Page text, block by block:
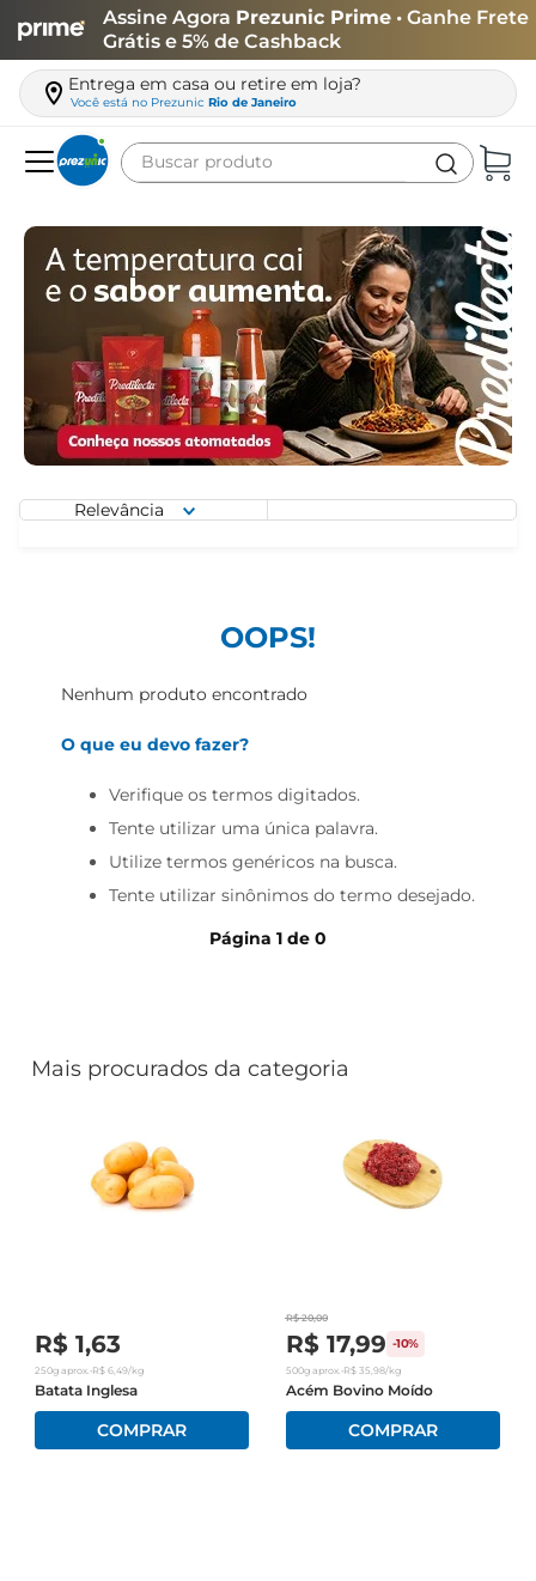
Assine Agora Prezunic Prime • Ganhe Frete
Grátis e 5% de Cashback
Entrega em casa ou retire em loja?
Você está no Prezunic Rio de Janeiro
Buscar produto
Relevância
OOPS!
Nenhum produto encontrado
O que eu devo fazer?
Verifique os termos digitados.
Tente utilizar uma única palavra.
Utilize termos genéricos na busca.
Tente utilizar sinônimos do termo desejado.
Página 1de 0
Mais procurados da categoria
R$ 1,63
250g aprox. •R$ 6,49/kg
Batata Inglesa
R$ 20,00
R$ 17,99 -10%
500gaprox. •R$ 35,98/kg
Acém Bovino Moído
carne
leite
queijo
azeite
biscoito
arroz